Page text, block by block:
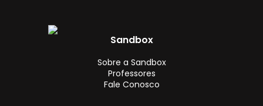
Sandbox
Sobre a Sandbox
Professores
Fale Conosco